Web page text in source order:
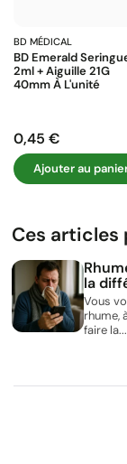
BD MÉDICAL
BD Emerald
2ml + Aiguille 21G
40mm À L'unité
Prix
0,45 €
Ajouter au
Ces
la
Vous
rhume,
faire la...